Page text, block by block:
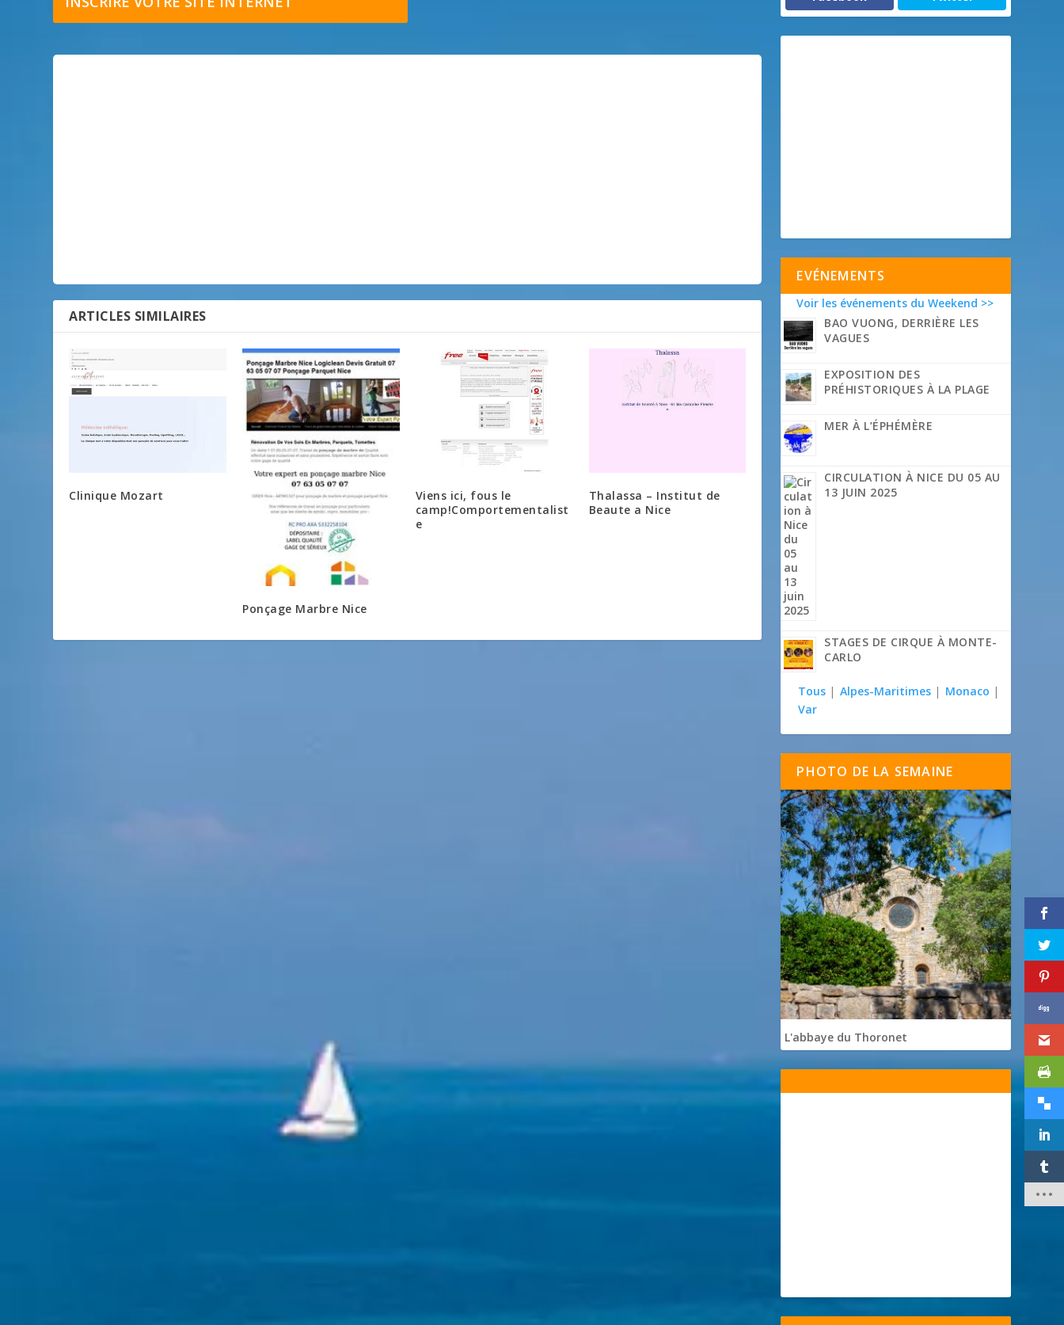
ARTICLES SIMILAIRES
Clinique Mozart
Ponçage Marbre Nice
Viens ici, fous le
camp!Comportementalist
e
Thalassa – Institut de
Beaute a Nice
EVÉNEMENTS
Voir les événements du Weekend >>
BAO VUONG, DERRIÈRE LES
VAGUES
EXPOSITION DES
PRÉHISTORIQUES À LA PLAGE
MER À L’ÉPHÉMÈRE
CIRCULATION À NICE DU 05 AU
13 JUIN 2025
STAGES DE CIRQUE À MONTE-
CARLO
Tous | Alpes-Maritimes | Monaco |
Var
PHOTO DE LA SEMAINE
L'abbaye du Thoronet